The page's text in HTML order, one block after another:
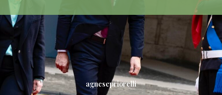
agnesepriorelli